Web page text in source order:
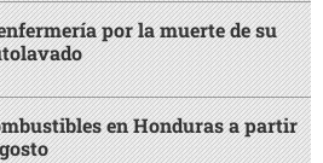
por la muerte de su
en Honduras a partir